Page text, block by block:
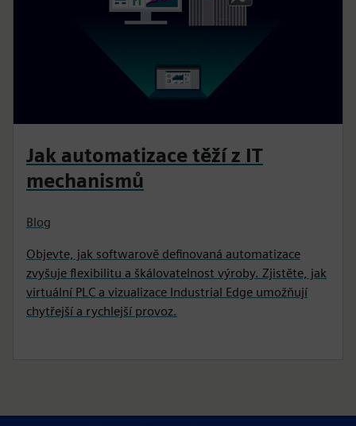
Jak automatizace těží z IT
mechanismů
Blog
Objevte, jak softwarově definovaná automatizace
zvyšuje flexibilitu a škálovatelnost výroby. Zjistěte, jak
virtuální PLC a vizualizace Industrial Edge umožňují
chytřejší a rychlejší provoz.